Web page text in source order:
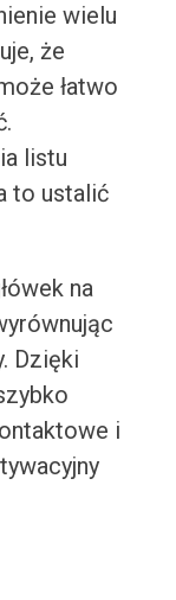
wielu
że
łatwo
listu
to ustalić
na
Dzięki
i